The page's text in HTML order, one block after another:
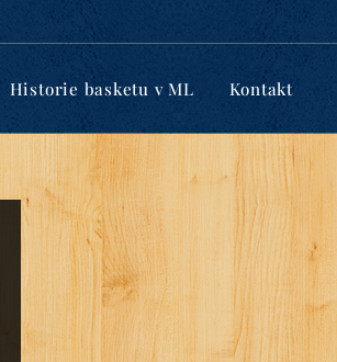
Historie basketu v ML Kontakt